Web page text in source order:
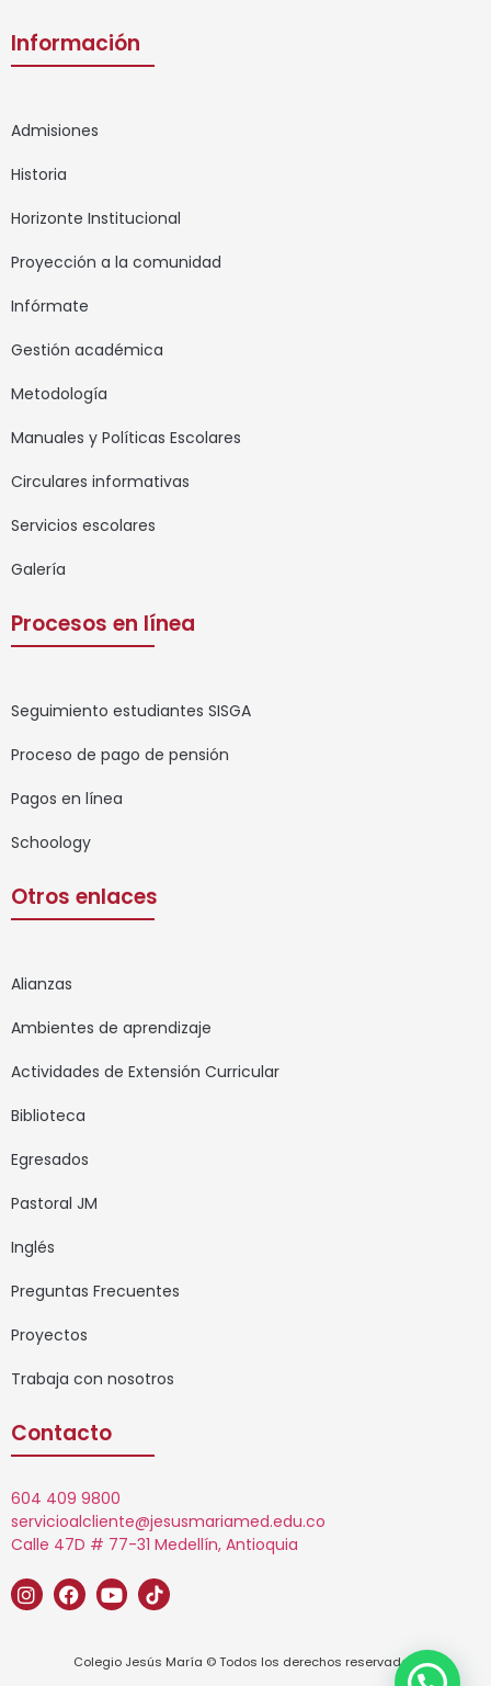
Información
Admisiones
Historia
Horizonte Institucional
Proyección a la comunidad
Infórmate
Gestión académica
Metodología
Manuales y Políticas Escolares
Circulares informativas
Servicios escolares
Galería
Procesos en línea
Seguimiento estudiantes SISGA
Proceso de pago de pensión
Pagos en línea
Schoology
Otros enlaces
Alianzas
Ambientes de aprendizaje
Actividades de Extensión Curricular
Biblioteca
Egresados
Pastoral JM
Inglés
Preguntas Frecuentes
Proyectos
Trabaja con nosotros
Contacto
604 409 9800
servicioalcliente@jesusmariamed.edu.co
Calle 47D # 77-31 Medellín, Antioquia
Colegio Jesús María © Todos los derechos reservados.